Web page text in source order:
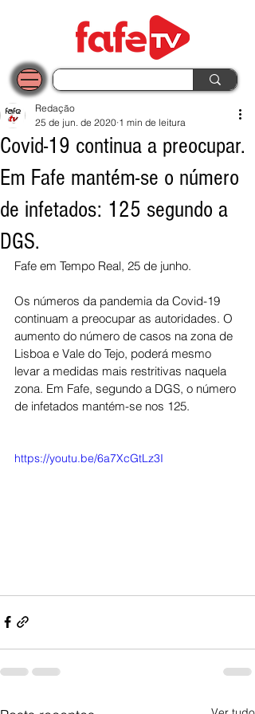
Covid-19 continua a preocupar.
Em Fafe mantém-se o número
de infetados: 125 segundo a
DGS.
Redação
25 de jun. de 2020 1 min de leitura
Fafe em Tempo Real, 25 de junho.
Os números da pandemia da Covid-19
continuam a preocupar as autoridades. O
aumento do número de casos na zona de
Lisboa e Vale do Tejo, poderá mesmo
levar a medidas mais restritivas naquela
zona. Em Fafe, segundo a DGS, o número
de infetados mantém-se nos 125.
https://youtu.be/6a7XcGtLz3I